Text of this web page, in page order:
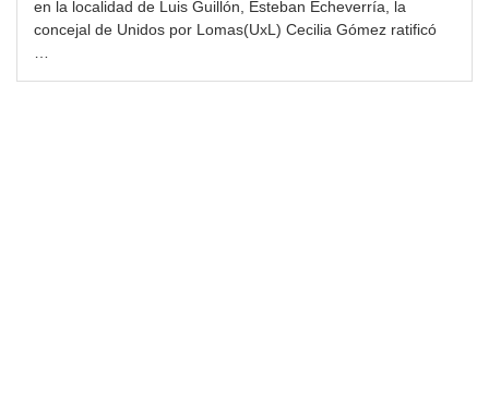
en la localidad de Luis Guillón, Esteban Echeverría, la
concejal de Unidos por Lomas(UxL) Cecilia Gómez ratificó